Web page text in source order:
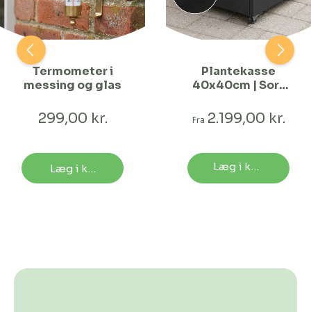
Termometer i
messing og glas
299,00 kr.
Læg i kurv
Plantekasse
40x40cm | Sort
længder
Fra 2.199,00 kr.
Læg i kurv